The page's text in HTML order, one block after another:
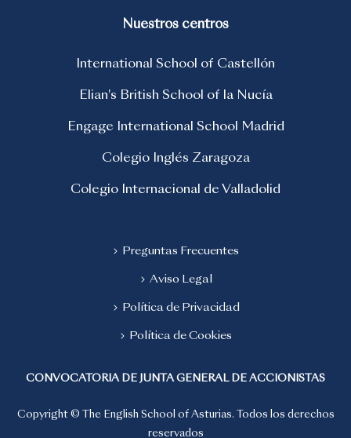
Nuestros centros
International School of Castellón
Elian's British School of la Nucía
Engage International School Madrid
Colegio Inglés Zaragoza
Colegio Internacional de Valladolid
Preguntas Frecuentes
Aviso Legal
Política de Privacidad
Política de Cookies
CONVOCATORIA DE JUNTA GENERAL DE ACCIONISTAS
Copyright © The English School of Asturias. Todos los derechos
reservados